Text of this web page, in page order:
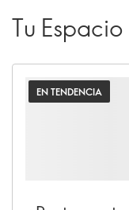
Tu
EN TENDENCIA